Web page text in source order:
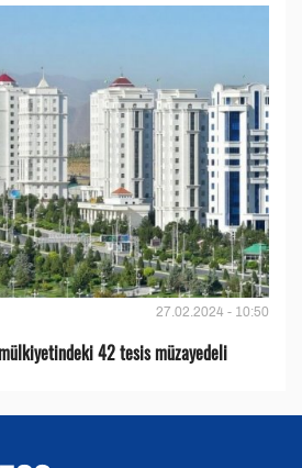
27.02.2024 - 10:50
42 tesis müzayedeli